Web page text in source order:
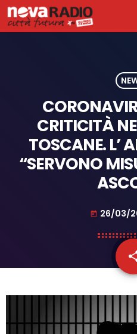
CRITICITÀ
TOSCANE. L’
“SERVONO
today 26/03/